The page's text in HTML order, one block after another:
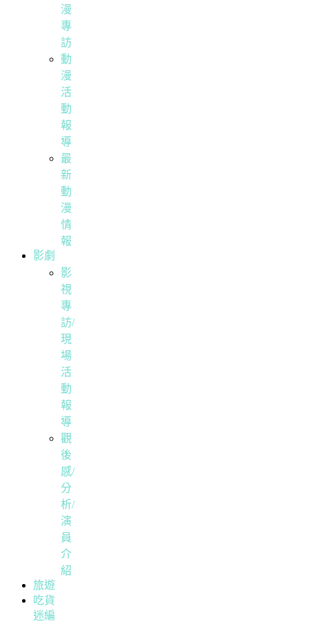
漫
專
訪
動
漫
活
動
報
導
最
新
動
漫
情
報
影劇
影
視
專
訪/
現
場
活
動
報
導
觀
後
感/
分
析/
演
員
介
紹
旅遊
吃貨
迷編